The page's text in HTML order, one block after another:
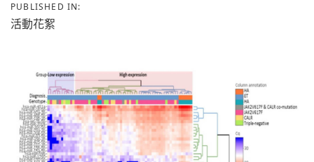
PUBLISHED IN:
活動花絮